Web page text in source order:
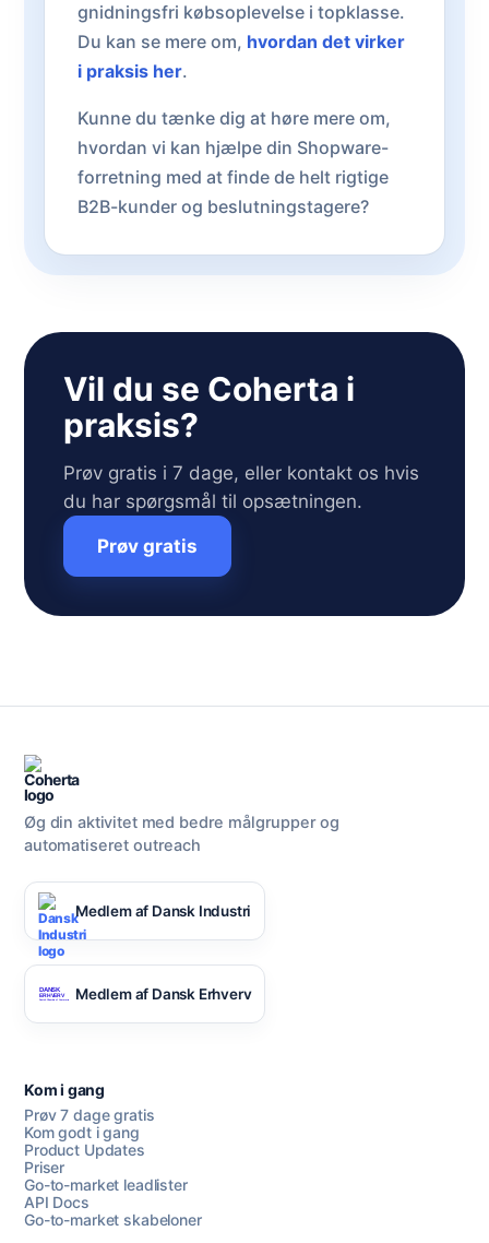
gnidningsfri købsoplevelse i topklasse.
Du kan se mere om, hvordan det virker
i praksis her.
Kunne du tænke dig at høre mere om,
hvordan vi kan hjælpe din Shopware-
forretning med at finde de helt rigtige
B2B-kunder og beslutningstagere?
Vil du se Coherta i
praksis?
Prøv gratis i 7 dage, eller kontakt os hvis
du har spørgsmål til opsætningen.
Prøv gratis
Øg din aktivitet med bedre målgrupper og
automatiseret outreach
Medlem af Dansk Industri
Medlem af Dansk Erhverv
Kom i gang
Prøv 7 dage gratis
Kom godt i gang
Product Updates
Priser
Go-to-market leadlister
API Docs
Go-to-market skabeloner